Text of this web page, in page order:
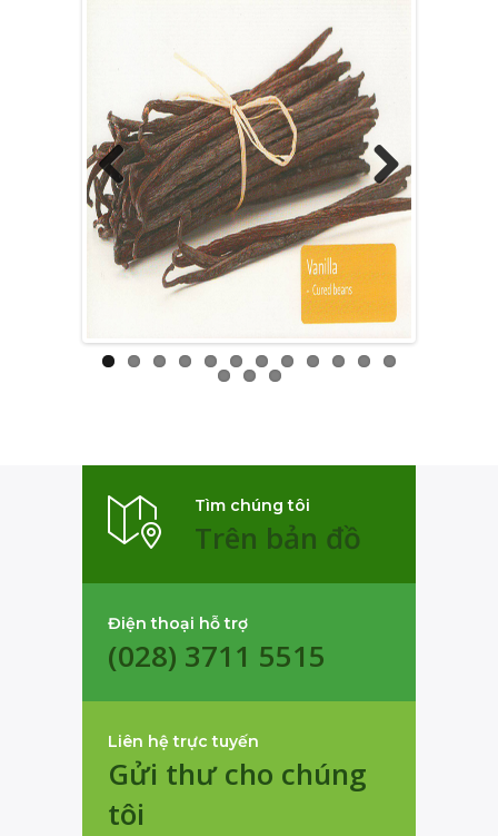
Previous Next
Tìm chúng tôi
Trên bản đồ
Điện thoại hỗ trợ
(028) 3711 5515
Liên hệ trực tuyến
Gửi thư cho chúng
tôi